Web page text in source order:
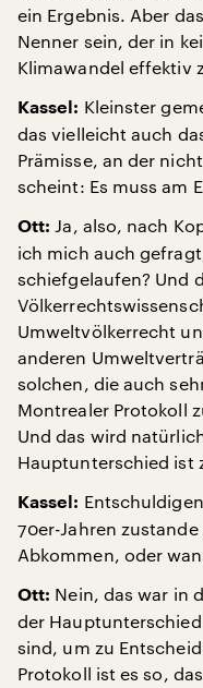
ein Ergebnis. Aber
Nenner sein, der in
Klimawandel effektiv
Kassel: Kleinster
das vielleicht auch
Prämisse, an der
scheint: Es muss am
Ott: Ja, also, nach
ich mich auch
schiefgelaufen? Und
Umweltvölkerrecht
anderen
solchen, die auch
Montrealer Protokoll
Und das wird
Hauptunterschied ist
Kassel:
70er-Jahren
Abkommen, oder
Ott: Nein, das war in
der
sind, um zu
Protokoll ist es so,